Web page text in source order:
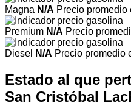
Magna N/A Precio promedio
Premium N/A Precio
Diesel N/A Precio promedio
Estado al que
San Cristóbal